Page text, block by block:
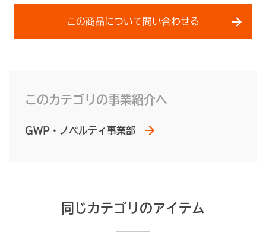
この商品について問い合わせる
このカテゴリの事業紹介へ
GWP・ノベルティ事業部
同じカテゴリのアイテム